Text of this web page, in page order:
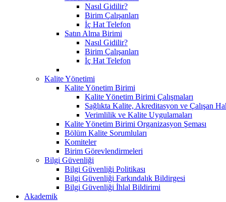
Nasıl Gidilir?
Birim Çalışanları
İç Hat Telefon
Satın Alma Birimi
Nasıl Gidilir?
Birim Çalışanları
İç Hat Telefon
Kalite Yönetimi
Kalite Yönetim Birimi
Kalite Yönetim Birimi Çalışmaları
Sağlıkta Kalite, Akreditasyon ve Çalışan
Verimlilik ve Kalite Uygulamaları
Kalite Yönetim Birimi Organizasyon Şeması
Bölüm Kalite Sorumluları
Komiteler
Birim Görevlendirmeleri
Bilgi Güvenliği
Bilgi Güvenliği Politikası
Bilgi Güvenliği Farkındalık Bildirgesi
Bilgi Güvenliği İhlal Bildirimi
Akademik